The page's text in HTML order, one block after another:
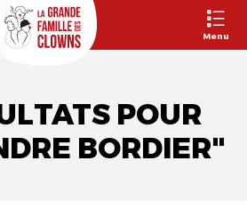
Menu
POUR
BORDIER"